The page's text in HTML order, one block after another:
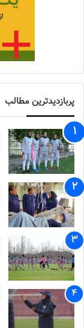
پربازدیدترین مطالب